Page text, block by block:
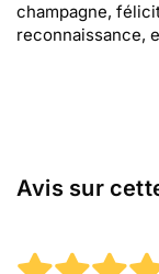
champagne,
reconnaissance,
Avis sur